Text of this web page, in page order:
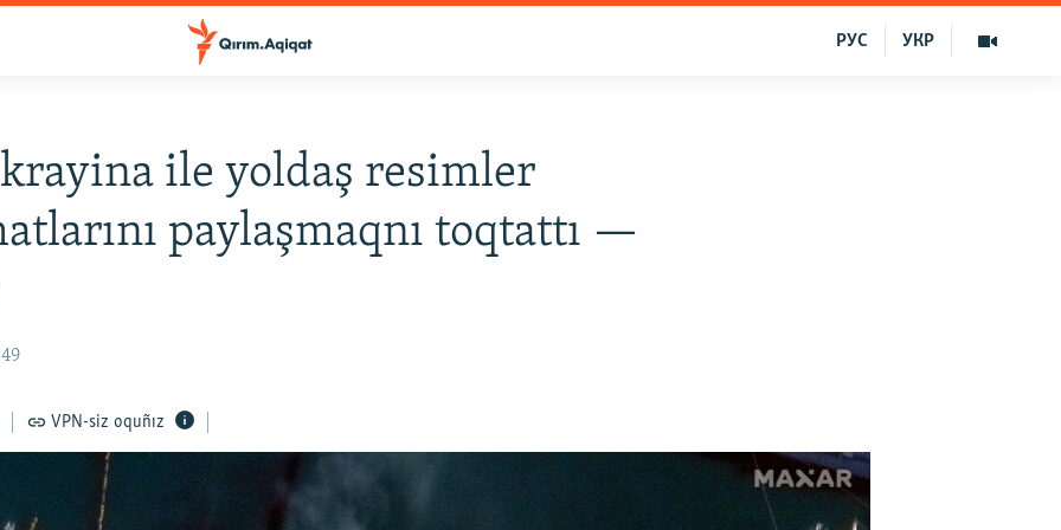
УКР
РУС
ile yoldaş resimler
paylaşmaqnı toqtattı —
VPN-siz oquñız